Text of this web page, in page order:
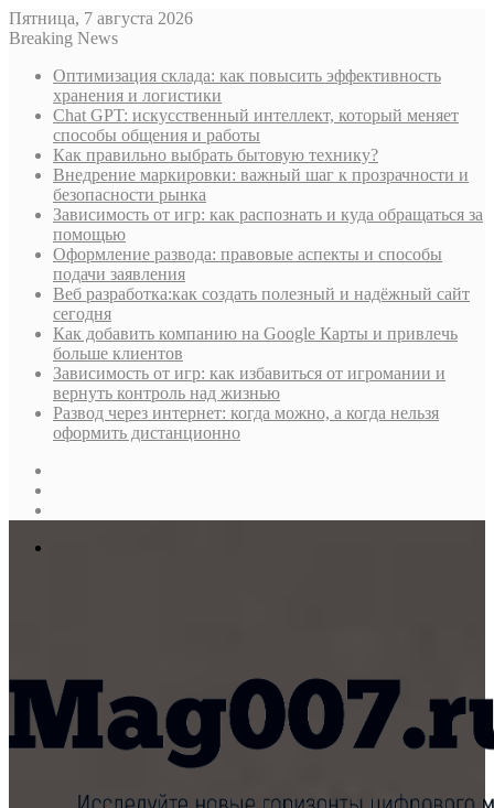
Пятница, 7 августа 2026
Breaking News
Оптимизация склада: как повысить эффективность
хранения и логистики
Chat GPT: искусственный интеллект, который меняет
способы общения и работы
Как правильно выбрать бытовую технику?
Внедрение маркировки: важный шаг к прозрачности и
безопасности рынка
Зависимость от игр: как распознать и куда обращаться за
помощью
Оформление развода: правовые аспекты и способы
подачи заявления
Веб разработка:как создать полезный и надёжный сайт
сегодня
Как добавить компанию на Google Карты и привлечь
больше клиентов
Зависимость от игр: как избавиться от игромании и
вернуть контроль над жизнью
Развод через интернет: когда можно, а когда нельзя
оформить дистанционно